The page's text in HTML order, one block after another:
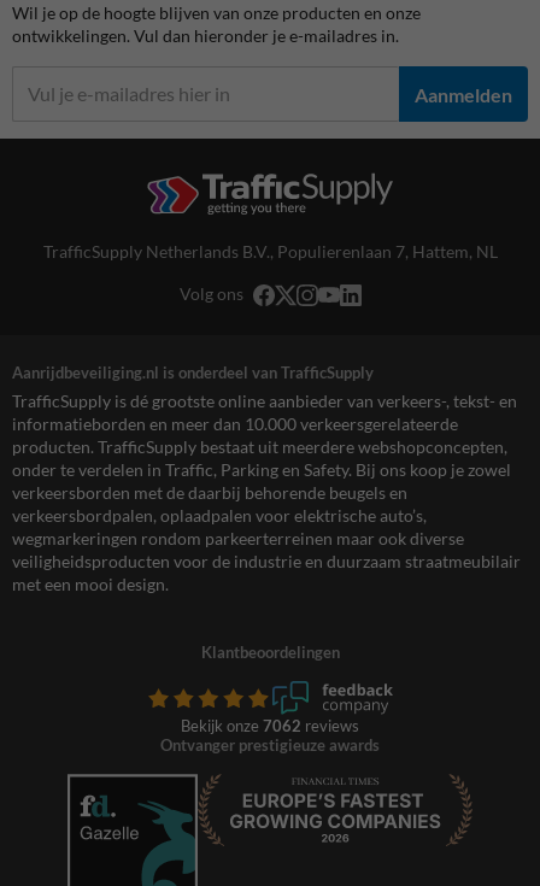
Wil je op de hoogte blijven van onze producten en onze
ontwikkelingen. Vul dan hieronder je e-mailadres in.
Aanmelden
TrafficSupply Netherlands B.V., Populierenlaan 7, Hattem, NL
Volg ons
Aanrijdbeveiliging.nl is onderdeel van TrafficSupply
TrafficSupply is dé grootste online aanbieder van verkeers-, tekst- en
informatieborden en meer dan 10.000 verkeersgerelateerde
producten. TrafficSupply bestaat uit meerdere webshopconcepten,
onder te verdelen in Traffic, Parking en Safety. Bij ons koop je zowel
verkeersborden met de daarbij behorende beugels en
verkeersbordpalen, oplaadpalen voor elektrische auto’s,
wegmarkeringen rondom parkeerterreinen maar ook diverse
veiligheidsproducten voor de industrie en duurzaam straatmeubilair
met een mooi design.
Klantbeoordelingen
Bekijk onze 7062 reviews
Ontvanger prestigieuze awards